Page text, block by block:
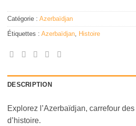
Catégorie : Azerbaïdjan
Étiquettes : Azerbaïdjan, Histoire
DESCRIPTION
Explorez l’Azerbaïdjan, carrefour
d’histoire.